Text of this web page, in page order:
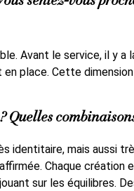
Avant le service, il y a
place. Cette
mais aussi
Chaque
sur les équilibres.